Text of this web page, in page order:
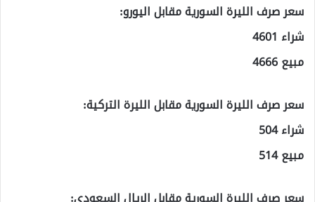
سعر صرف الليرة السورية مقابل اليورو:
شراء 4601
مبيع 4666
سعر صرف الليرة السورية مقابل الليرة التركية:
شراء 504
مبيع 514